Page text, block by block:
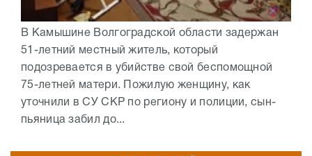
В Камышине Волгоградской области задержан
51-летний местный житель, который
подозревается в убийстве свой беспомощной
75-летней матери. Пожилую женщину, как
уточнили в СУ СКР по региону и полиции, сын-
пьяница забил до...